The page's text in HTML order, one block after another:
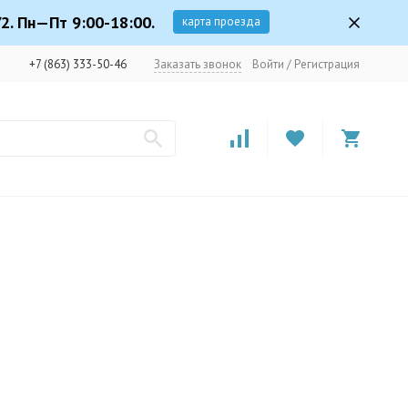
Пн—Пт 9:00-18:00. карта проезда
+7 (863) 333-50-46 Заказать звонок Войти / Регистрация